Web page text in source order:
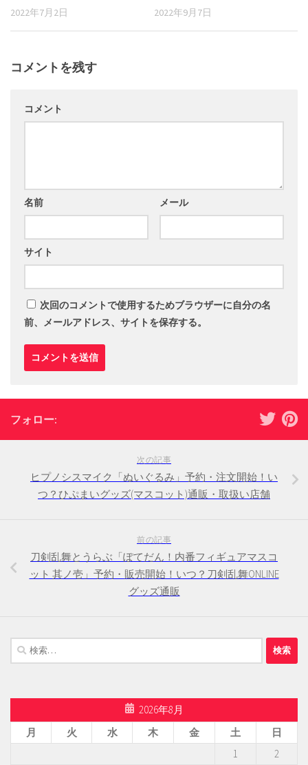
2022年7月2日 2022年9月7日
コメントを残す
コメント
名前 メール
サイト
次回のコメントで使用するためブラウザーに自分の名
前、メールアドレス、サイトを保存する。
フォロー:
次の記事
ヒプノシスマイク「ぬいぐるみ」予約・注文開始！い
つ？ひぷまいグッズ(マスコット)通販・取扱い店舗
前の記事
刀剣乱舞とうらぶ「ぽてだん！内番フィギュアマスコ
ット 其ノ壱」予約・販売開始！いつ？刀剣乱舞ONLINE
グッズ通販
検
索:
2026年8月
月
火 水 木 金 土
日
1
2